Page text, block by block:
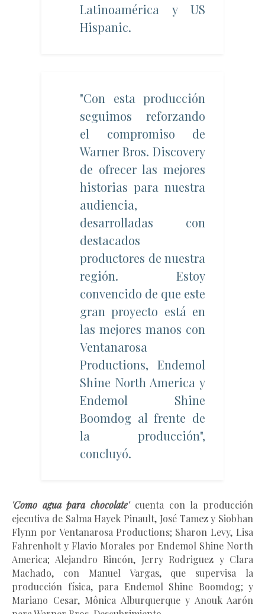
Latinoamérica y US
Hispanic.
"Con esta producción
seguimos reforzando
el compromiso de
Warner Bros. Discovery
de ofrecer las mejores
historias para nuestra
audiencia,
desarrolladas con
destacados
productores de nuestra
región. Estoy
convencido de que este
gran proyecto está en
las mejores manos con
Ventanarosa
Productions, Endemol
Shine North America y
Endemol Shine
Boomdog al frente de
la producción",
concluyó.
'Como agua para chocolate'cuenta con la producción
ejecutiva de Salma Hayek Pinault, José Tamez y Siobhan
Flynn por Ventanarosa Productions; Sharon Levy, Lisa
Fahrenholt y Flavio Morales por Endemol Shine North
America; Alejandro Rincón, Jerry Rodriguez y Clara
Machado, con Manuel Vargas, que supervisa la
producción física, para Endemol Shine Boomdog; y
Mariano Cesar, Mônica Alburquerque y Anouk Aarón